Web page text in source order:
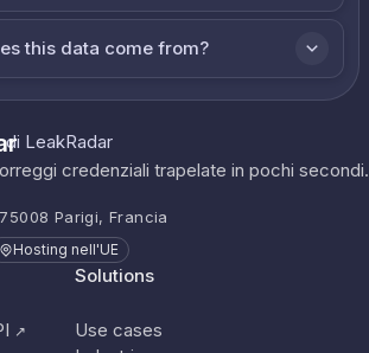
this data come from?
credenziali trapelate in pochi secondi.
Parigi, Francia
Hosting nell'UE
↗
Solutions
Use cases